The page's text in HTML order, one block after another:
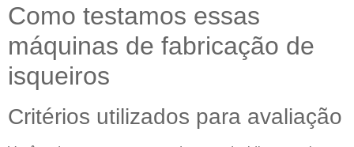
Como testamos essas
máquinas de fabricação de
isqueiros
Critérios utilizados para avaliação